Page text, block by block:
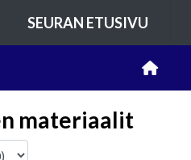
SEURAN ETUSIVU
materiaalit